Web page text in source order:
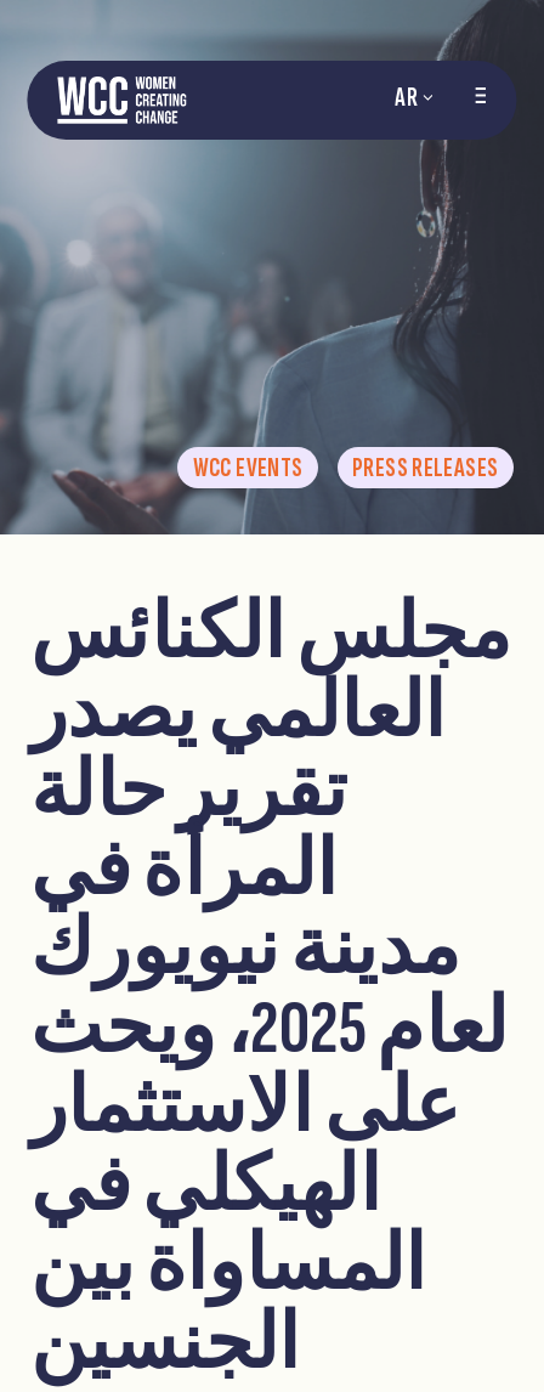
AR
WCC EVENTS PRESS RELEASES
مجلس الكنائس
العالمي يصدر
تقرير حالة
المرأة في
مدينة نيويورك
لعام 2025، ويحث
على الاستثمار
الهيكلي في
المساواة بين
الجنسين